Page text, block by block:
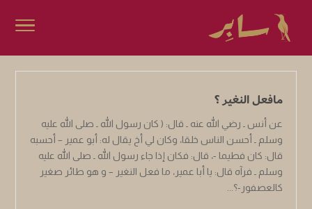
مافعل النغير ؟
عن أنس ـ رضي الله عنه ـ قال: ( كان رسول الله ـ صلى الله عليه
وسلم ـ أحسن الناس خلقا، وكان لي أخ يقال له: أبو عمير – أحسبه
قال: كان فطيما -، قال: فكان إذا جاء رسول الله ـ صلى الله عليه
وسلم ـ فرآه قال: يا أبا عمير، ما فعل النغير – و هو طائر صغير
كالعصفور-؟...